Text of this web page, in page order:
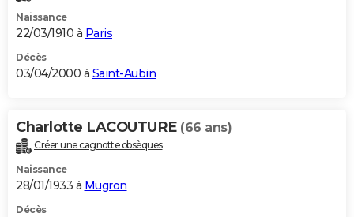
Naissance
22/03/1910 à Paris
Décès
03/04/2000 à Saint-Aubin
Charlotte LACOUTURE (66 ans)
Créer une cagnotte obsèques
Naissance
28/01/1933 à Mugron
Décès